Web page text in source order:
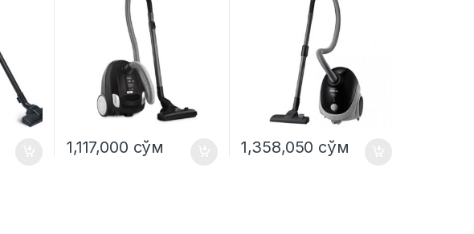
1,117,000 сўм 1,358,050 сўм